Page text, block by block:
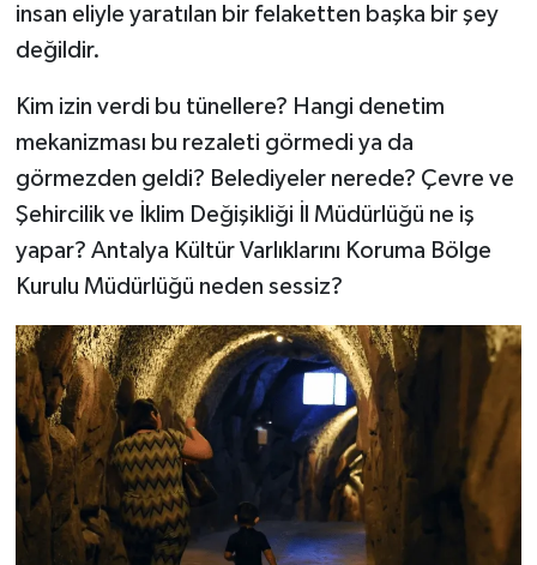
insan eliyle yaratılan bir felaketten başka bir şey
değildir.
Kim izin verdi bu tünellere? Hangi denetim
mekanizması bu rezaleti görmedi ya da
görmezden geldi? Belediyeler nerede? Çevre ve
Şehircilik ve İklim Değişikliği İl Müdürlüğü ne iş
yapar? Antalya Kültür Varlıklarını Koruma Bölge
Kurulu Müdürlüğü neden sessiz?